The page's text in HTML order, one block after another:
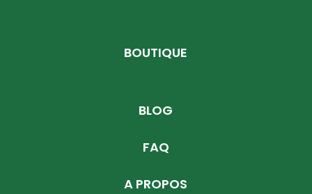
BOUTIQUE
BLOG
FAQ
A PROPOS